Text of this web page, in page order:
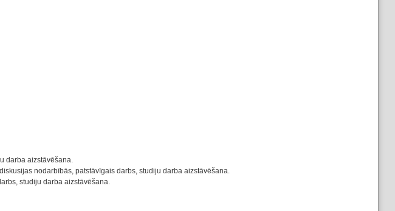
darba aizstāvēšana.
nodarbībās, patstāvīgais darbs, studiju darba aizstāvēšana.
studiju darba aizstāvēšana.